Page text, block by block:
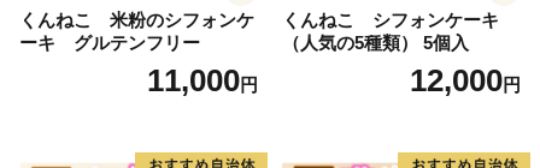
くんねこ 米粉のシフォンケ
ーキ グルテンフリー
11,000円
くんねこ シフォンケーキ
（人気の5種類） 5個入
12,000円